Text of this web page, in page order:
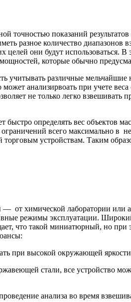
точностью показаний
разное количество
они будут использоваться. В
которые обычно
различные мельчайшие
анализирвоать при учете
не только легко взвешивать
определять вес объектов
всего максимально в
устройствам. Таким
химической лаборатории или
режимы эксплуатации.
что такой миниатюрный, но
при высокой окружающей яркости
стали, все устройство
анализа во время